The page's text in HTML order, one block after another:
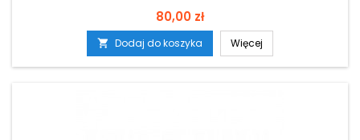
Cena
80,00 zł
 Dodaj do koszyka Więcej